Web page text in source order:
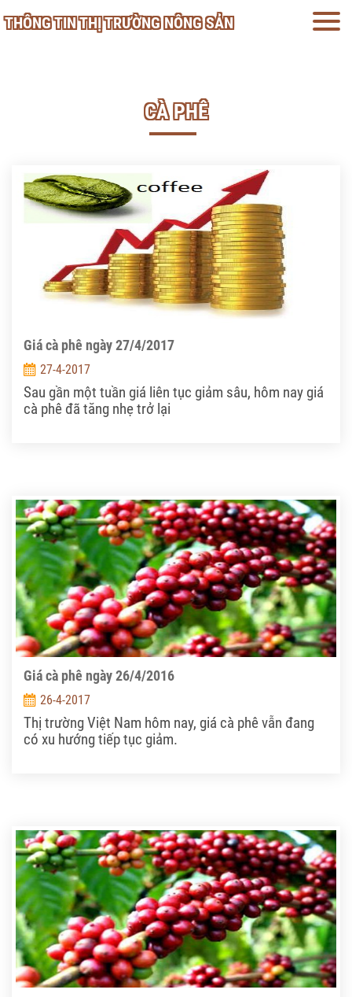
THÔNG TIN THỊ TRƯỜNG NÔNG SẢN
CÀ PHÊ
Giá cà phê ngày 27/4/2017
27-4-2017
Sau gần một tuần giá liên tục giảm sâu, hôm nay giá
cà phê đã tăng nhẹ trở lại
Giá cà phê ngày 26/4/2016
26-4-2017
Thị trường Việt Nam hôm nay, giá cà phê vẫn đang
có xu hướng tiếp tục giảm.